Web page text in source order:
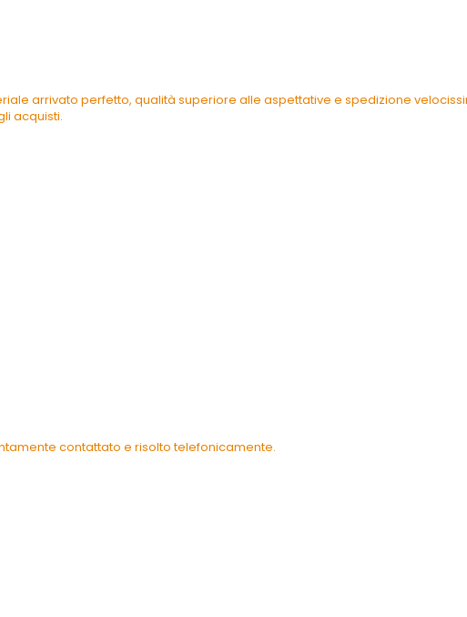
arrivato perfetto, qualità superiore alle aspettative e spedizione
acquisti.
contattato e risolto telefonicamente.